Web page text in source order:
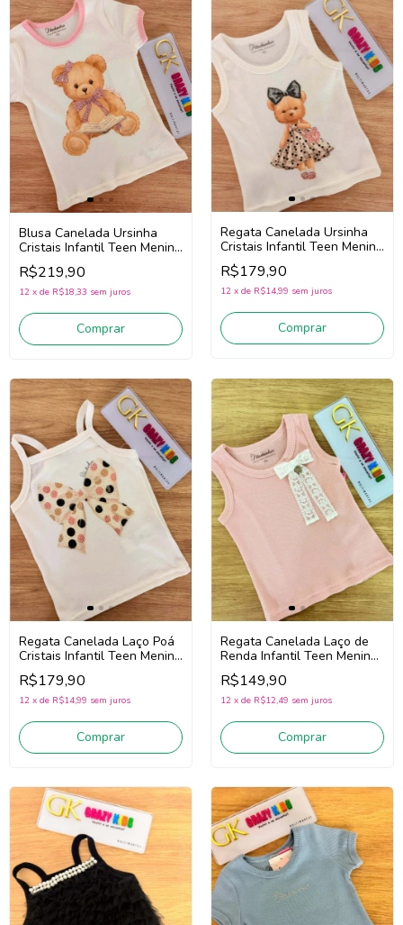
Blusa Canelada Ursinha
Cristais Infantil Teen Menina
Pituchinhus 30765 (Off
White)
R$219,90
12 x de R$18,33 sem juros
Comprar
Regata Canelada Ursinha
Cristais Infantil Teen Menina
Pituchinhus 30766 (Off
White)
R$179,90
12 x de R$14,99 sem juros
Comprar
Regata Canelada Laço Poá
Cristais Infantil Teen Menina
Pituchinhus 30764 (Off
White)
R$179,90
12 x de R$14,99 sem juros
Comprar
Regata Canelada Laço de
Renda Infantil Teen Menina
Pituchinhus 30768 (Rosa)
R$149,90
12 x de R$12,49 sem juros
Comprar